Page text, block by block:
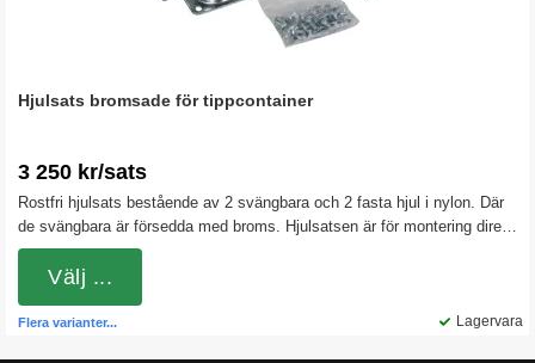
Hjulsats bromsade för tippcontainer
3 250 kr/sats
Rostfri hjulsats bestående av 2 svängbara och 2 fasta hjul i nylon. Där
de svängbara är försedda med broms. Hjulsatsen är för montering direkt
under gaffeltunnlarna på våra tippcontainrar. Nylonhjulen är hårda och
rullar lätt även vid tyngre belastningar. Byglarna är i rostfritt stål
Lagervara
Flera varianter...
Välj ...